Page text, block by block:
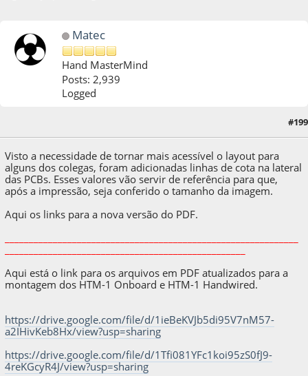
Matec
Hand MasterMind
Posts: 2,939
Logged
#199
Visto a necessidade de tornar mais acessível o layout para
alguns dos colegas, foram adicionadas linhas de cota na lateral
das PCBs. Esses valores vão servir de referência para que,
após a impressão, seja conferido o tamanho da imagem.
Aqui os links para a nova versão do PDF.
Aqui está o link para os arquivos em PDF atualizados para a
montagem dos HTM-1 Onboard e HTM-1 Handwired.
https://drive.google.com/file/d/1ieBeKVJb5di95V7nM57-
a2IHivKeb8Hx/view?usp=sharing
https://drive.google.com/file/d/1Tfi081YFc1koi95zS0fJ9-
4reKGcyR4J/view?usp=sharing